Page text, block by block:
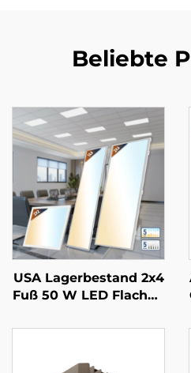
Beliebte
USA Lagerbestand 2x4
Fuß 50 W LED Flachpa
Prisamatische Linse R
Hängende Deckenleuc